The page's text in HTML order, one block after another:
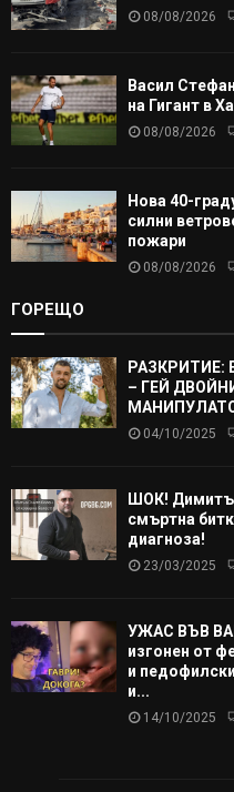
08/08/2026
Васил
на Гигант в
08/08/2026
Нова 40-
силни
пожари
08/08/2026
ГОРЕЩО
РАЗКРИТИЕ:
– ГЕЙ
04/10/2025
ШОК!
смъртна
диагноза!
23/03/2025
УЖАС ВЪВ
изгонен от
и
и...
14/10/2025